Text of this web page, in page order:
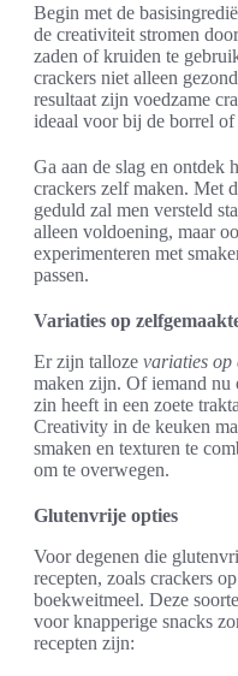
Begin met de
de creativiteit stromen
zaden of kruiden te
crackers niet alleen
resultaat zijn voedzame
ideaal voor bij de borrel of
Ga aan de slag en ontdek
crackers zelf maken. Met
geduld zal men versteld
alleen voldoening, maar
experimenteren met
passen.
Variaties op
Er zijn talloze variaties op
maken zijn. Of iemand nu
zin heeft in een zoete
Creativity in de keuken
smaken en texturen te
om te overwegen.
Glutenvrije opties
Voor degenen die
recepten, zoals crackers
boekweitmeel. Deze
voor knapperige snacks
recepten zijn: